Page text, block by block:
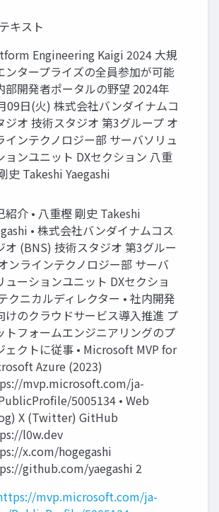
キスト
Engineering Kaigi 2024 大規
ンタープライズの全員参加が可能
部開発者ポータルの野望 2024年
09日(火) 株式会社バンダイナムコ
ジオ 技術スタジオ 第3グループ オ
インテクノロジー部 サーバソリュ
ョンユニット DXセクション 八重
史 Takeshi Yaegashi
紹介 • 八重樫 剛史 Takeshi
• 株式会社バンダイナムコス
オ (BNS) 技術スタジオ 第3グルー
ンラインテクノロジー部 サーバ
ューションユニット DXセクショ
クニカルディレクター • 社内開発
けのクラウドサービス導入推進 プ
トフォームエンジニアリングのプ
ェクトに従事 • Microsoft MVP for
Azure (2023)
mvp.microsoft.com/ja-
5005134 • Web
X (Twitter) GitHub
l0w.dev
x.com/hogegashi
github.com/yaegashi 2
mvp.microsoft.com/ja-